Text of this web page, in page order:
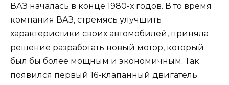
ВАЗ началась в конце 1980-х годов. В то время
компания ВАЗ, стремясь улучшить
характеристики своих автомобилей, приняла
решение разработать новый мотор, который
был бы более мощным и экономичным. Так
появился первый 16-клапанный двигатель